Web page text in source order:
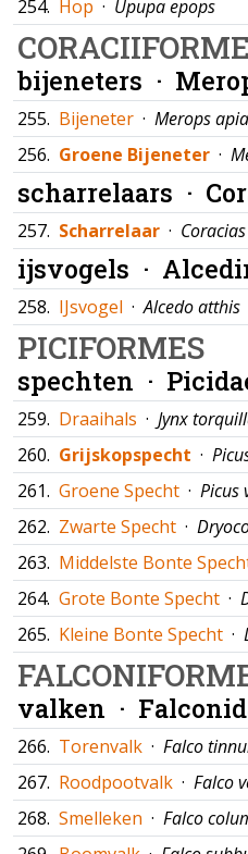
254. Hop · Upupa epops
bijeneters ·
255. Bijeneter · Merops
256. Groene Bijeneter ·
scharrelaars ·
257. Scharrelaar ·
ijsvogels ·
258. IJsvogel ·Alcedo atthis
PICIFORMES
spechten ·
259. Draaihals · Jynx
260. Grijskopspecht ·
261. Groene Specht · Picus
262. Zwarte Specht ·
263. Middelste Bonte
264. Grote Bonte Specht ·
265. Kleine Bonte Specht ·
valken ·
266. Torenvalk · Falco
267. Roodpootvalk · Falco
268. Smelleken · Falco